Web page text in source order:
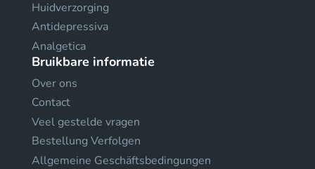
Huidverzorging
Antidepressiva
Analgetica
Bruikbare informatie
Over ons
Contact
Veel gestelde vragen
Bestellung Verfolgen
Allgemeine Geschäftsbedingungen